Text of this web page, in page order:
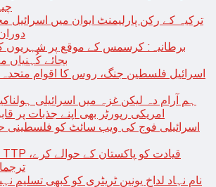
ترکیہ کے رکن پارلیمنٹ ایوان میں اسرائیل
برطانیہ: کرسمس کے موقع پر شہریوں
بجائے کُہنیاں
اسرائیل فلسطین جنگ، روس کا اقوام متحدہ
ہم آرام دہ لیکن غزہ میں اسرائیلی
امریکی رپورٹر بھی اپنے جذبات پر
اسرائیلی فوج کی ویب سائٹ کو فلسطینی
نام نہاد لداخ یونین ٹریٹری کو کبھی تسلیم